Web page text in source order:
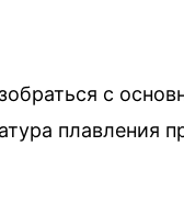
с
плавления